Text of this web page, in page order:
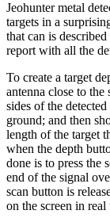
Jeohunter metal
targets in a
that can is
report with all the
To create a target
antenna close to
sides of the
ground; and then
length of the target
when the depth
done is to press the
end of the signal
scan button is
on the screen in real